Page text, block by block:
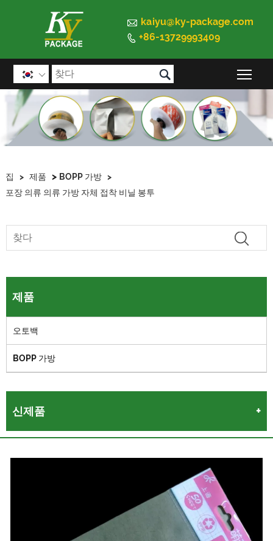
 kaiyu@ky-package.com
 +86-13729993409
 
집 > 제품 > BOPP 가방 >
포장 의류 의류 가방 자체 접착 비닐 봉투
제품
오토백
BOPP 가방
신제품